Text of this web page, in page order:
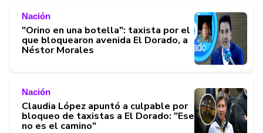
Nación
"Orino en una botella": taxista por el
que bloquearon avenida El Dorado, a
Néstor Morales
Nación
Claudia López apuntó a culpable por
bloqueo de taxistas a El Dorado: "Ese
no es el camino"